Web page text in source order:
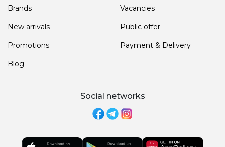
Brands
New arrivals
Promotions
Blog
Vacancies
Public offer
Payment & Delivery
Social networks